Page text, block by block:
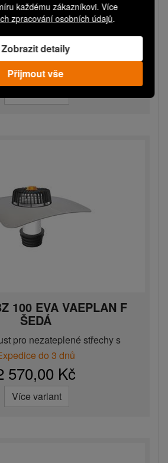
každému zákazníkovi. Více
zpracování osobních údajů.
Zobrazit detaily
Přijmout vše
BZ 90 EPDM
pro nezateplené střechy s
EPDM ma...
Expedice do 3 dnů
2 440,00 Kč
100 EVA VAEPLAN F
ŠEDÁ
pro nezateplené střechy s
EVA man...
do 3 dnů
570,00 Kč
Více variant